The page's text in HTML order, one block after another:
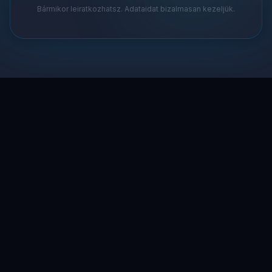
Bármikor leiratkozhatsz. Adataidat bizalmasan kezeljük.